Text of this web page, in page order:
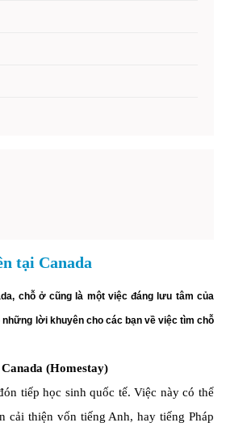
tại Canada
chỗ ở cũng là một việc đáng lưu tâm của
những lời khuyên cho các bạn về việc tìm chỗ
(Homestay)
tiếp học sinh quốc tế. Việc này có thể
cải thiện vốn tiếng Anh, hay tiếng Pháp